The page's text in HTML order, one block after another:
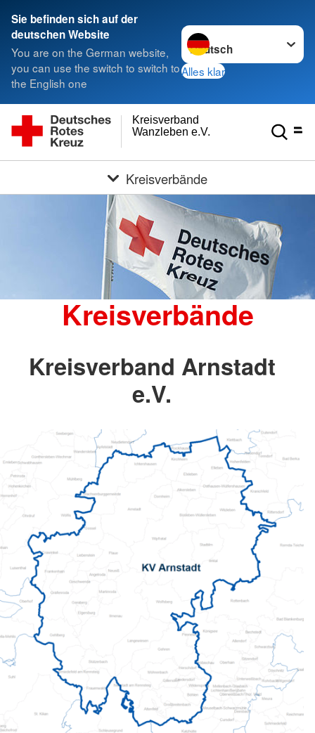
Sie befinden sich auf der
deutschen Website
You are on the German website,
you can use the switch to switch to
the English one
Sprache wechseln zu
Alles klar
Wanzleben e.V.
Kreisverband
Kreisverbände
Kreisverbände
Kreisverband Arnstadt
e.V.